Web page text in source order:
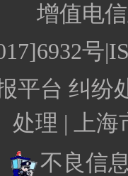
增值电
号
平台 纠纷
处理 |
上
不良信